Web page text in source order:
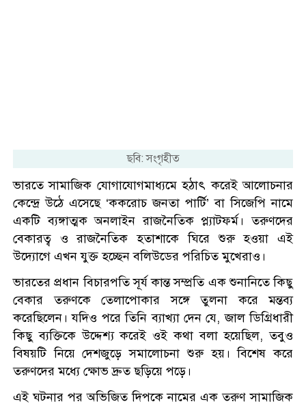
ছবি: সংগৃহীত
ভারতে সামাজিক যোগাযোগমাধ্যমে হঠাৎ করেই আলোচনার
কেন্দ্রে উঠে এসেছে ‘ককরোচ জনতা পার্টি’ বা সিজেপি নামে
একটি ব্যঙ্গাত্মক অনলাইন রাজনৈতিক প্ল্যাটফর্ম। তরুণদের
বেকারত্ব ও রাজনৈতিক হতাশাকে ঘিরে শুরু হওয়া এই
উদ্যোগে এখন যুক্ত হচ্ছেন বলিউডের পরিচিত মুখেরাও।
ভারতের প্রধান বিচারপতি সূর্য কান্ত সম্প্রতি এক শুনানিতে কিছু
বেকার তরুণকে তেলাপোকার সঙ্গে তুলনা করে মন্তব্য
করেছিলেন। যদিও পরে তিনি ব্যাখ্যা দেন যে, জাল ডিগ্রিধারী
কিছু ব্যক্তিকে উদ্দেশ্য করেই ওই কথা বলা হয়েছিল, তবুও
বিষয়টি নিয়ে দেশজুড়ে সমালোচনা শুরু হয়। বিশেষ করে
তরুণদের মধ্যে ক্ষোভ দ্রুত ছড়িয়ে পড়ে।
এই ঘটনার পর অভিজিত দিপকে নামের এক তরুণ সামাজিক